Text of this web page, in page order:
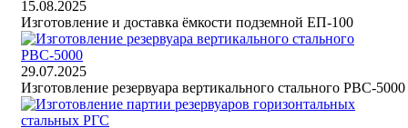
15.08.2025
Изготовление и доставка ёмкости подземной ЕП-100
29.07.2025
Изготовление резервуара вертикального стального РВС-5000